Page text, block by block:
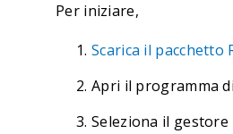
Per iniziare,
Scarica il pacchetto
Apri il programma
Seleziona il